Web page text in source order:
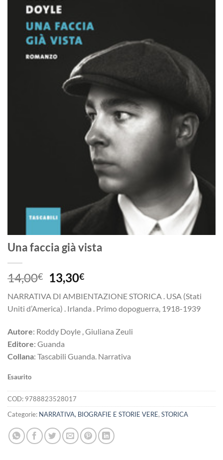
Una faccia già vista
14,00€
Il
prezzo
originale
era:
13,30€Il
attuale
è:
NARRATIVA DI AMBIENTAZIONE STORICA . USA (Stati
Uniti d’America) . Irlanda . Primo dopoguerra, 1918-1939
Autore: Roddy Doyle , Giuliana Zeuli
Editore: Guanda
Collana: Tascabili Guanda. Narrativa
Esaurito
COD: 9788823528017
Categorie: NARRATIVA, BIOGRAFIE E STORIE VERE, STORICA